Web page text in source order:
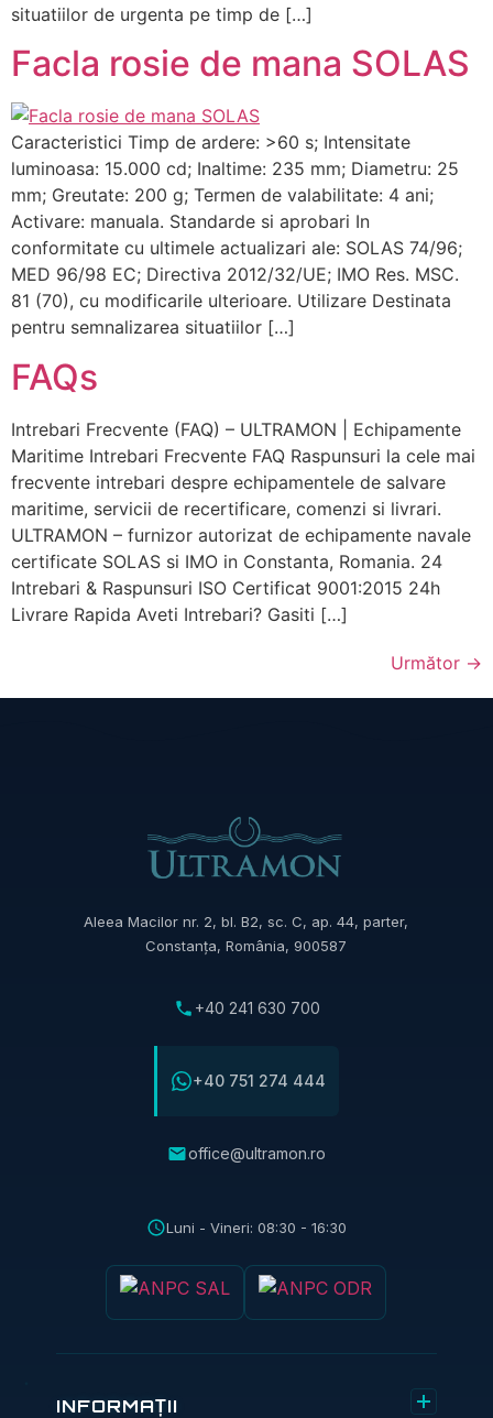
situatiilor de urgenta pe timp de […]
Facla rosie de mana SOLAS
Caracteristici Timp de ardere: >60 s; Intensitate
luminoasa: 15.000 cd; Inaltime: 235 mm; Diametru: 25
mm; Greutate: 200 g; Termen de valabilitate: 4 ani;
Activare: manuala. Standarde si aprobari In
conformitate cu ultimele actualizari ale: SOLAS 74/96;
MED 96/98 EC; Directiva 2012/32/UE; IMO Res. MSC.
81 (70), cu modificarile ulterioare. Utilizare Destinata
pentru semnalizarea situatiilor […]
FAQs
Intrebari Frecvente (FAQ) – ULTRAMON | Echipamente
Maritime Intrebari Frecvente FAQ Raspunsuri la cele mai
frecvente intrebari despre echipamentele de salvare
maritime, servicii de recertificare, comenzi si livrari.
ULTRAMON – furnizor autorizat de echipamente navale
certificate SOLAS si IMO in Constanta, Romania. 24
Intrebari & Raspunsuri ISO Certificat 9001:2015 24h
Livrare Rapida Aveti Intrebari? Gasiti […]
Următor →
Aleea Macilor nr. 2, bl. B2, sc. C, ap. 44, parter,
Constanța, România, 900587
+40 241 630 700
+40 751 274 444
office@ultramon.ro
Luni - Vineri: 08:30 - 16:30
INFORMAȚII